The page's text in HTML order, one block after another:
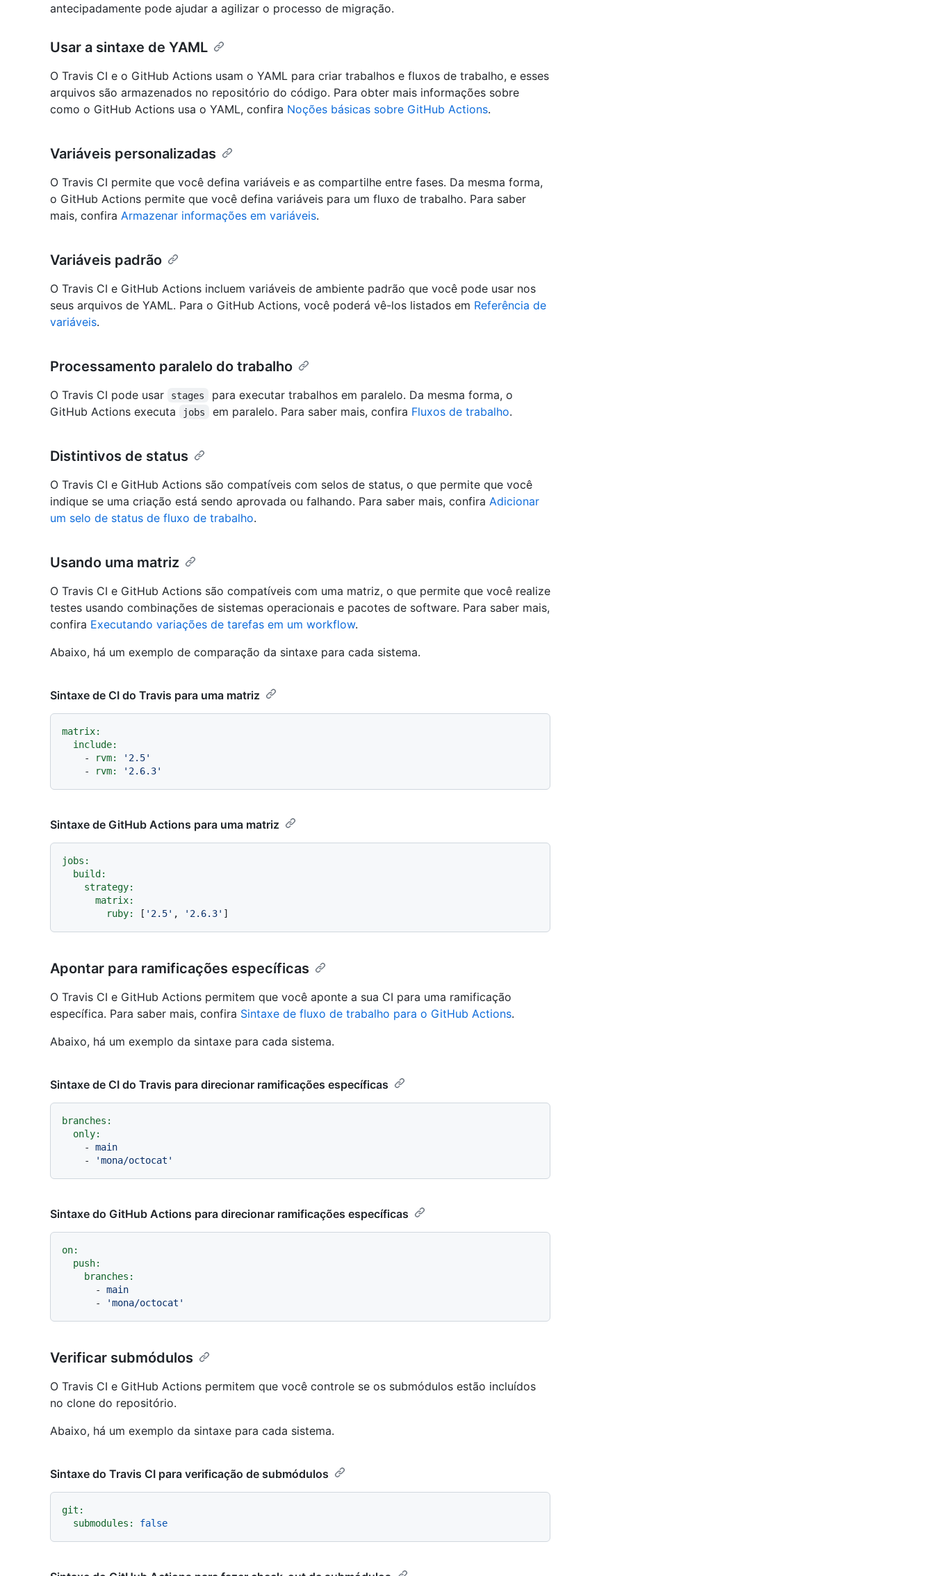
antecipadamente pode ajudar a agilizar o processo de migração.
Usar a sintaxe de YAML
O Travis CI e o GitHub Actions usam o YAML para criar trabalhos e fluxos de trabalho, e esses
arquivos são armazenados no repositório do código. Para obter mais informações sobre
como o GitHub Actions usa o YAML, confira Noções básicas sobre GitHub Actions.
Variáveis personalizadas
O Travis CI permite que você defina variáveis e as compartilhe entre fases. Da mesma forma,
o GitHub Actions permite que você defina variáveis para um fluxo de trabalho. Para saber
mais, confira Armazenar informações em variáveis.
Variáveis padrão
O Travis CI e GitHub Actions incluem variáveis de ambiente padrão que você pode usar nos
seus arquivos de YAML. Para o GitHub Actions, você poderá vê-los listados em Referência de
variáveis.
Processamento paralelo do trabalho
O Travis CI pode usar stages
para executar trabalhos em paralelo. Da mesma forma, o
GitHub Actions executa
jobs em paralelo. Para saber mais, confira Fluxos de trabalho.
Distintivos de status
O Travis CI e GitHub Actions são compatíveis com selos de status, o que permite que você
indique se uma criação está sendo aprovada ou falhando. Para saber mais, confira Adicionar
um selo de status de fluxo de trabalho.
Usando uma matriz
O Travis CI e GitHub Actions são compatíveis com uma matriz, o que permite que você realize
testes usando combinações de sistemas operacionais e pacotes de software. Para saber mais,
confira Executando variações de tarefas em um workflow.
Abaixo, há um exemplo de comparação da sintaxe para cada sistema.
Sintaxe de CI do Travis para uma matriz
matrix:
include:
-
rvm:
'2.5'
-
rvm: '2.6.3'
Sintaxe de GitHub Actions para uma matriz
jobs:
build:
strategy:
matrix:
ruby:
[ '2.5' , '2.6.3'
Apontar para ramificações específicas
O Travis CI e GitHub Actions permitem que você aponte a sua CI para uma ramificação
específica. Para saber mais, confira Sintaxe de fluxo de trabalho para o GitHub Actions.
Abaixo, há um exemplo da sintaxe para cada sistema.
Sintaxe de CI do Travis para direcionar ramificações específicas
branches:
only:
-
main
-
'mona/octocat'
Sintaxe do GitHub Actions para direcionar ramificações específicas
on:
push:
branches:
-
main
-
'mona/octocat'
Verificar submódulos
O Travis CI e GitHub Actions permitem que você controle se os submódulos estão incluídos
no clone do repositório.
Abaixo, há um exemplo da sintaxe para cada sistema.
Sintaxe do Travis CI para verificação de submódulos
git:
submodules:
false